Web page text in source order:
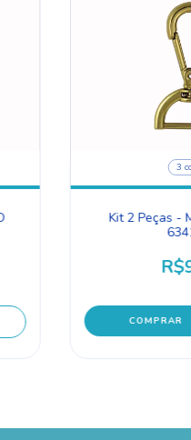
3
Kit 2 Peças -
COMPRAR